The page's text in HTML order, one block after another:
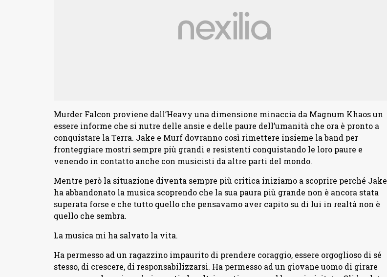
Murder Falcon proviene dall’Heavy una dimensione minaccia da Magnum Khaos un
essere informe che si nutre delle ansie e delle paure dell’umanità che ora è pronto a
conquistare la Terra. Jake e Murf dovranno così rimettere insieme la band per
fronteggiare mostri sempre più grandi e resistenti conquistando le loro paure e
venendo in contatto anche con musicisti da altre parti del mondo.
Mentre però la situazione diventa sempre più critica iniziamo a scoprire perché Jake
ha abbandonato la musica scoprendo che la sua paura più grande non è ancora stata
superata forse e che tutto quello che pensavamo aver capito su di lui in realtà non è
quello che sembra.
La musica mi ha salvato la vita.
Ha permesso ad un ragazzino impaurito di prendere coraggio, essere orgoglioso di sé
stesso, di crescere, di responsabilizzarsi. Ha permesso ad un giovane uomo di girare